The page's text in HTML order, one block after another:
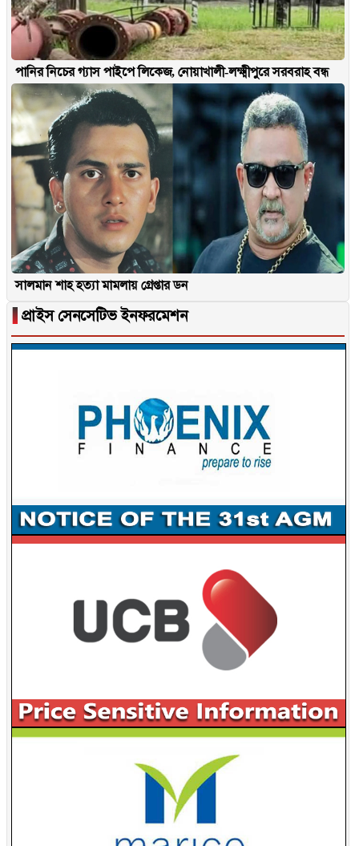
পানির নিচের গ্যাস পাইপে লিকেজ, নোয়াখালী-লক্ষ্মীপুরে সরবরাহ বন্ধ
সালমান শাহ হত্যা মামলায় গ্রেপ্তার ডন
▐ প্রাইস সেনসেটিভ ইনফরমেশন